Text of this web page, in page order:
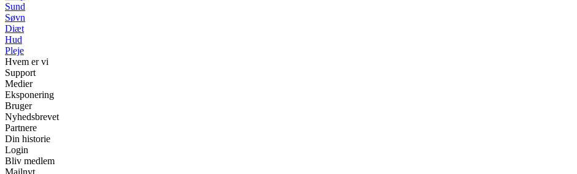
Sund
Søvn
Diæt
Hud
Pleje
Hvem er vi
Support
Medier
Eksponering
Bruger
Nyhedsbrevet
Partnere
Din historie
Login
Bliv medlem
Mailnyt